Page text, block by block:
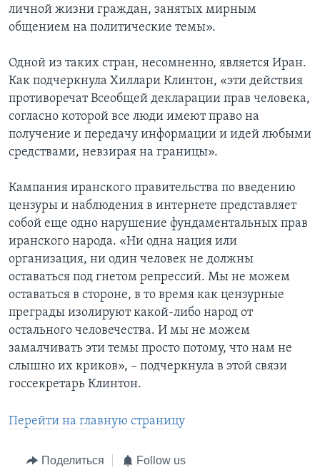
личной жизни граждан, занятых мирным
общением на политические темы».
Одной из таких стран, несомненно, является Иран.
Как подчеркнула Хиллари Клинтон, «эти действия
противоречат Всеобщей декларации прав человека,
согласно которой все люди имеют право на
получение и передачу информации и идей любыми
средствами, невзирая на границы».
Кампания иранского правительства по введению
цензуры и наблюдения в интернете представляет
собой еще одно нарушение фундаментальных прав
иранского народа. «Ни одна нация или
организация, ни один человек не должны
оставаться под гнетом репрессий. Мы не можем
оставаться в стороне, в то время как цензурные
преграды изолируют какой-либо народ от
остального человечества. И мы не можем
замалчивать эти темы просто потому, что нам не
слышно их криков», – подчеркнула в этой связи
госсекретарь Клинтон.
Перейти на главную страницу
Поделиться Follow us